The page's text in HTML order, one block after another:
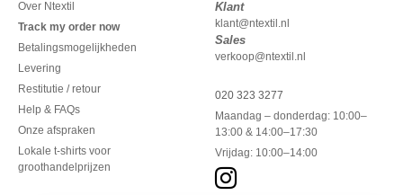
Over Ntextil
Track my order now
Betalingsmogelijkheden
Levering
Restitutie / retour
Help & FAQs
Onze afspraken
Lokale t-shirts voor
groothandelprijzen
Klant
klant@ntextil.nl
Sales
verkoop@ntextil.nl
020 323 3277
Maandag – donderdag: 10:00–
13:00 & 14:00–17:30
Vrijdag: 10:00–14:00